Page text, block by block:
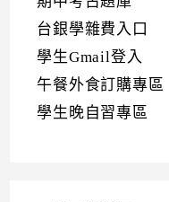
台銀學雜費入口
學生Gmail登入
午餐外食訂購專區
學生晚自習專區